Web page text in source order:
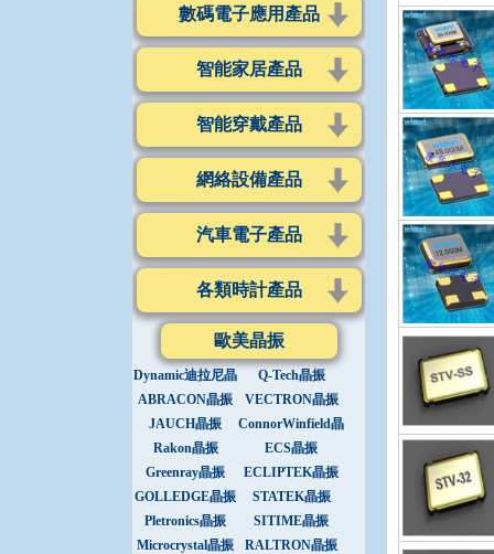
數碼電子應用產品
智能家居產品
智能穿戴產品
網絡設備產品
汽車電子產品
各類時計產品
歐美晶振
Dynamic迪拉尼晶
振
Q-Tech晶振
ABRACON晶振
VECTRON晶振
JAUCH晶振
ConnorWinfield晶
振
Rakon晶振
ECS晶振
Greenray晶振
ECLIPTEK晶振
GOLLEDGE晶振
STATEK晶振
Pletronics晶振
SITIME晶振
Microcrystal晶振
RALTRON晶振